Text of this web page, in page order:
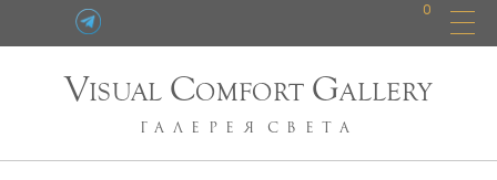
0
VISUAL COMFORT GALLERY
ГАЛЕРЕЯ СВЕТА